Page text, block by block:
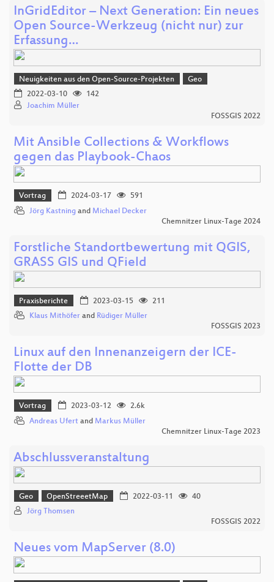
InGridEditor – Next Generation: Ein neues
Open Source-Werkzeug (nicht nur) zur
Erfassung…
Neuigkeiten aus den Open-Source-Projekten
Geo
2022-03-10
142
Joachim Müller
FOSSGIS 2022
Mit Ansible Collections & Workflows
gegen das Playbook-Chaos
Vortrag 2024-03-17
591
Jörg Kastning and Michael Decker
Chemnitzer Linux-Tage 2024
Forstliche Standortbewertung mit QGIS,
GRASS GIS und QField
Praxisberichte 2023-03-15
211
Klaus Mithöfer and Rüdiger Müller
FOSSGIS 2023
Linux auf den Innenanzeigern der ICE-
Flotte der DB
Vortrag 2023-03-12
2.6k
Andreas Ufert and Markus Müller
Chemnitzer Linux-Tage 2023
Abschlussveranstaltung
Geo OpenStreeetMap 2022-03-11
40
Jörg Thomsen
FOSSGIS 2022
Neues vom MapServer (8.0)